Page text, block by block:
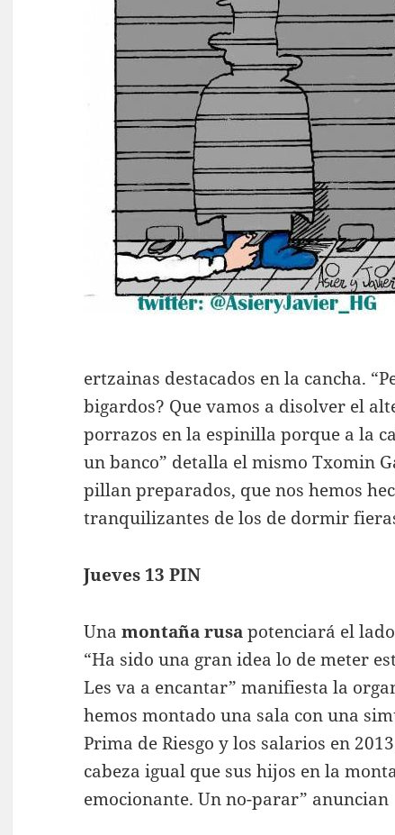
ertzainas destacados en la cancha.
bigardos? Que vamos a disolver el
porrazos en la espinilla porque a la
un banco” detalla el mismo Txomin
pillan preparados, que nos hemos
tranquilizantes de los de dormir
Jueves 13 PIN
Unamontaña rusapotenciará el
“Ha sido una gran idea lo de meter
Les va a encantar” manifiesta la
hemos montado una sala con una
Prima de Riesgo y los salarios en
cabeza igual que sus hijos en la
emocionante. Un no-parar” anuncian